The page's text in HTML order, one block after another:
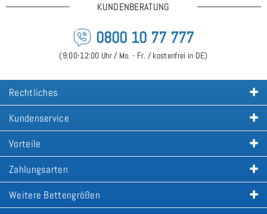
KUNDENBERATUNG
0800 10 77 777
(9:00-12:00 Uhr / Mo. - Fr. / kostenfrei in DE)
Rechtliches
Kundenservice
Vorteile
Zahlungsarten
Weitere Bettengrößen